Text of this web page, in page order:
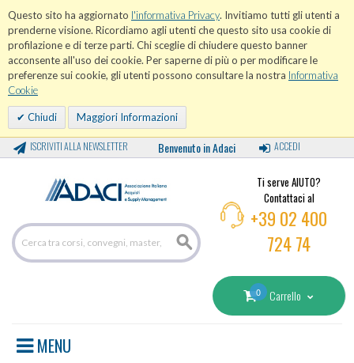
Questo sito ha aggiornato l'informativa Privacy. Invitiamo tutti gli utenti a
prenderne visione. Ricordiamo agli utenti che questo sito usa cookie di
profilazione e di terze parti. Chi sceglie di chiudere questo banner
acconsente all'uso dei cookie. Per saperne di più o per modificare le
preferenze sui cookie, gli utenti possono consultare la nostra Informativa
Cookie
Chiudi Maggiori Informazioni
ISCRIVITI ALLA NEWSLETTER Benvenuto in Adaci ACCEDI
Ti serve AIUTO?
Contattaci al
+39 02 400
724 74
0 Carrello
MENU